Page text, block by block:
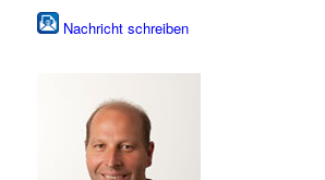
Nachricht schreiben